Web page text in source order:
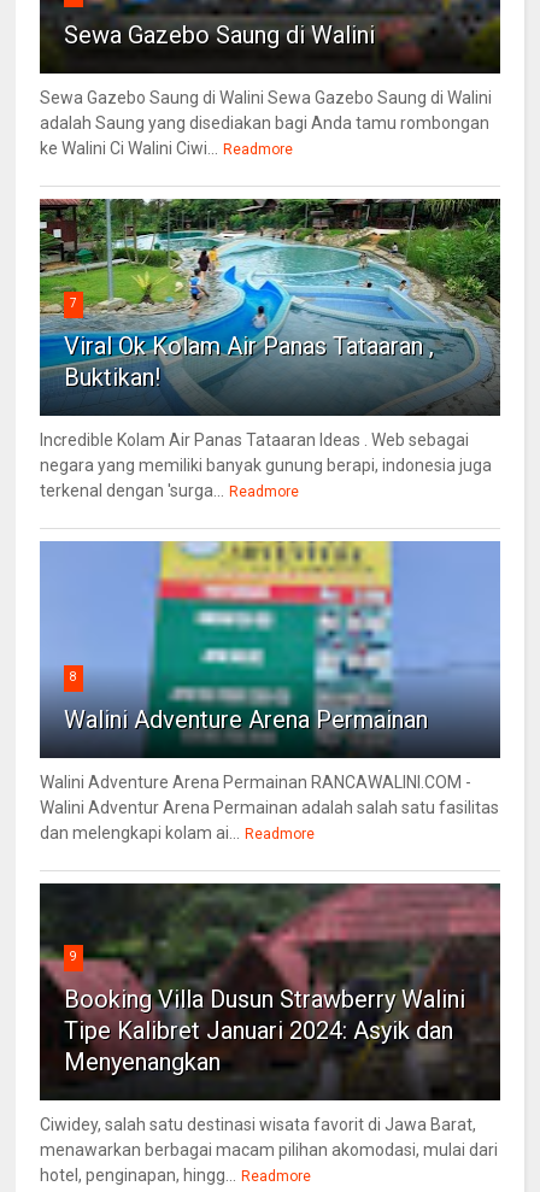
Sewa Gazebo Saung di Walini
Sewa Gazebo Saung di Walini Sewa Gazebo Saung di Walini
adalah Saung yang disediakan bagi Anda tamu rombongan
ke Walini Ci Walini Ciwi...
Readmore
7
Viral Ok Kolam Air Panas Tataaran ,
Buktikan!
Incredible Kolam Air Panas Tataaran Ideas . Web sebagai
negara yang memiliki banyak gunung berapi, indonesia juga
terkenal dengan 'surga...
Readmore
8
Walini Adventure Arena Permainan
Walini Adventure Arena Permainan RANCAWALINI.COM -
Walini Adventur Arena Permainan adalah salah satu fasilitas
dan melengkapi kolam ai...
Readmore
9
Booking Villa Dusun Strawberry Walini
Tipe Kalibret Januari 2024: Asyik dan
Menyenangkan
Ciwidey, salah satu destinasi wisata favorit di Jawa Barat,
menawarkan berbagai macam pilihan akomodasi, mulai dari
hotel, penginapan, hingg...
Readmore